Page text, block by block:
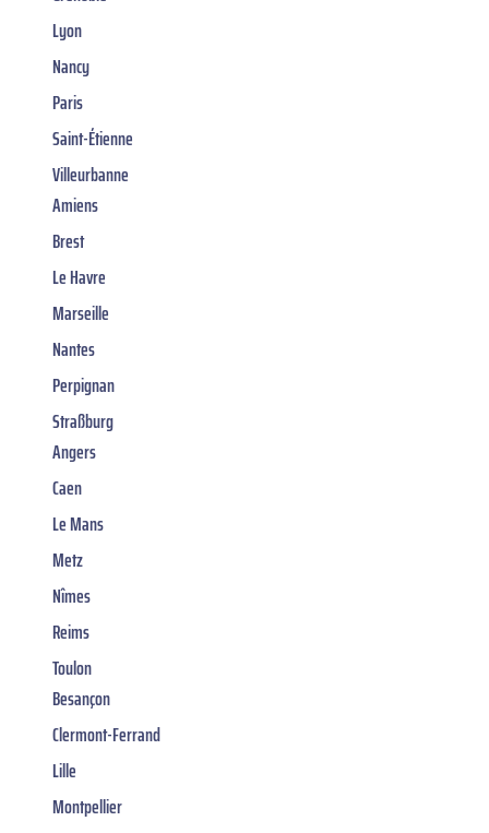
Lyon
Nancy
Paris
Saint-Étienne
Villeurbanne
Amiens
Brest
Le Havre
Marseille
Nantes
Perpignan
Straßburg
Angers
Caen
Le Mans
Metz
Nîmes
Reims
Toulon
Besançon
Clermont-Ferrand
Lille
Montpellier